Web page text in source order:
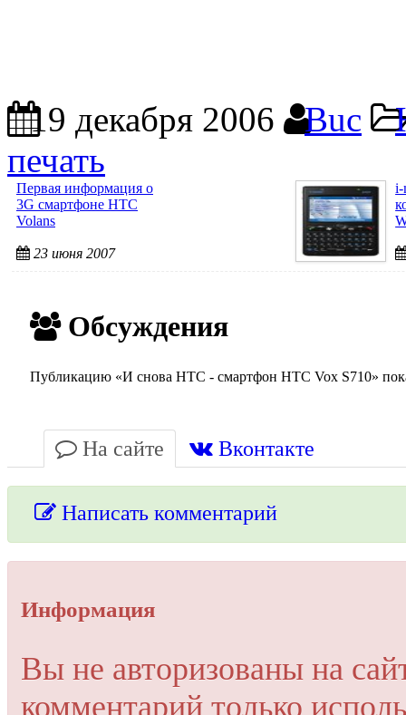
19 декабря 2006 Buc
печать
Первая информация о
3G смартфоне HTC
Volans
23 июня 2007
i-
Обсуждения
Публикацию «И снова HTC - смартфон HTC Vox S710»
На сайте Вконтакте
Написать комментарий
Пройти регистрацию
Информация
Вы не авторизованы на
комментарий только